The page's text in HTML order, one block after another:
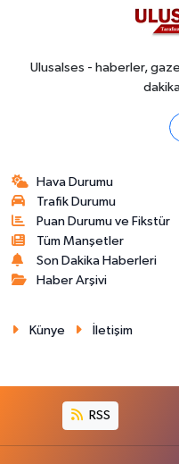
Ulusalses - haberler,
Hava Durumu
Trafik Durumu
Puan Durumu ve Fikstür
Tüm Manşetler
Son Dakika Haberleri
Haber Arşivi
Künye İletişim
RSS